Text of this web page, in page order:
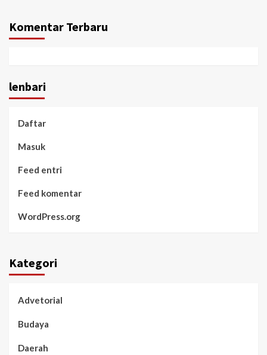
Komentar Terbaru
lenbari
Daftar
Masuk
Feed entri
Feed komentar
WordPress.org
Kategori
Advetorial
Budaya
Daerah